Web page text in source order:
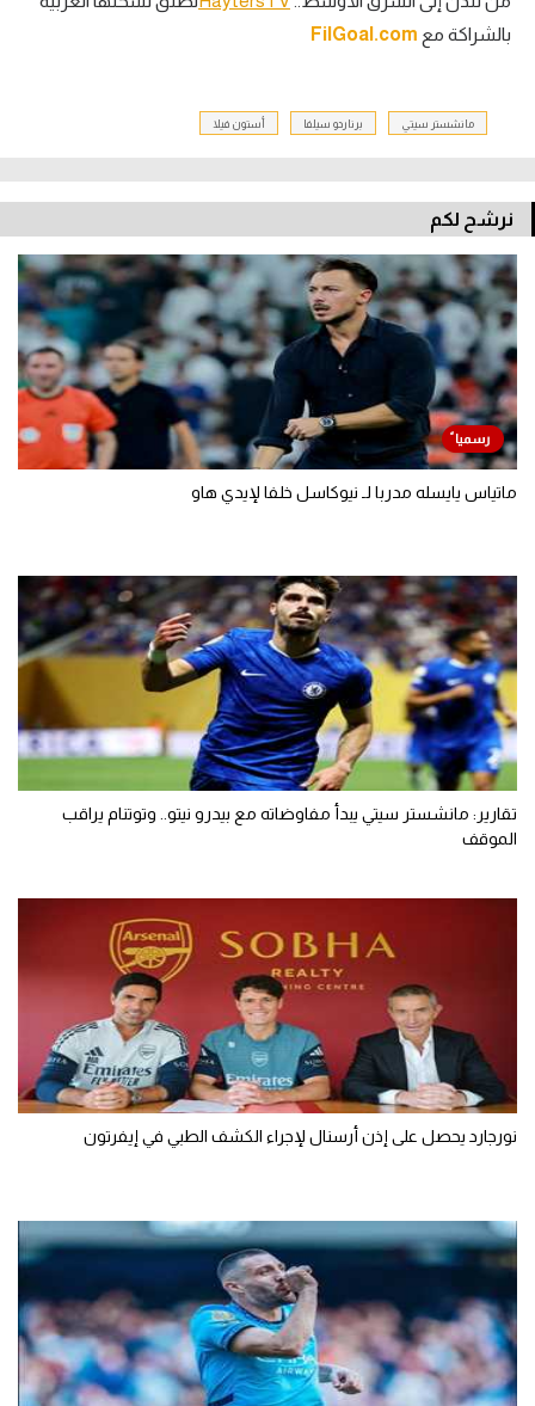
بالشراكة مع FilGoal.com
مانشستر سيتي برناردو سيلفا أستون فيلا
نرشح لكم
ماتياس يايسله مدربا لـ نيوكاسل خلفا لإيدي هاو
تقارير: مانشستر سيتي يبدأ مفاوضاته مع بيدرو نيتو.. وتوتنام يراقب
الموقف
نورجارد يحصل على إذن أرسنال لإجراء الكشف الطبي في إيفرتون